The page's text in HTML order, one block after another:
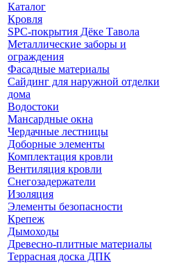
Каталог
Кровля
SPC-покрытия Дёке Тавола
Металлические заборы и
ограждения
Фасадные материалы
Сайдинг для наружной отделки
дома
Водостоки
Мансардные окна
Чердачные лестницы
Доборные элементы
Комплектация кровли
Вентиляция кровли
Снегозадержатели
Изоляция
Элементы безопасности
Крепеж
Дымоходы
Древесно-плитные материалы
Террасная доска ДПК